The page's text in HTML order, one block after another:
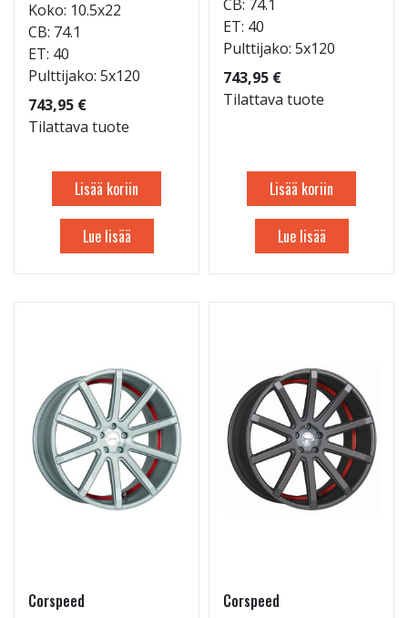
Koko: 10.5x22
CB: 74.1
ET: 40
Pulttijako: 5x120
743,95 €
Tilattava tuote
Lisää koriin
Lue lisää
CB: 74.1
ET: 40
Pulttijako: 5x120
743,95 €
Tilattava tuote
Lisää koriin
Lue lisää
Corspeed Corspeed